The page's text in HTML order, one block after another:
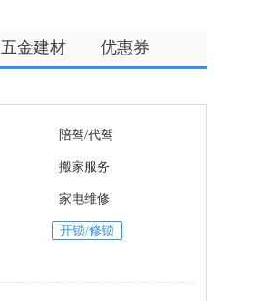
五金建材 优惠券
陪驾/代驾
搬家服务
家电维修
开锁/修锁